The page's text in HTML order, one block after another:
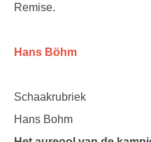
Remise.
Hans Böhm
Schaakrubriek
Hans Bohm